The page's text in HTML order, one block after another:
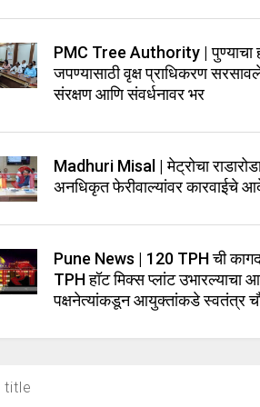
PMC Tree Authority | पुण्याचा
जपण्यासाठी वृक्ष प्राधिकरण
संरक्षण आणि संवर्धनावर भर
Madhuri Misal | मेट्रोचा
अनधिकृत फेरीवाल्यांवर कारवाईचे
Pune News | 120 TPH ची
TPH हॉट मिक्स प्लांट उभारल्याचा
पक्षनेत्यांकडून आयुक्तांकडे स्वतंत्र